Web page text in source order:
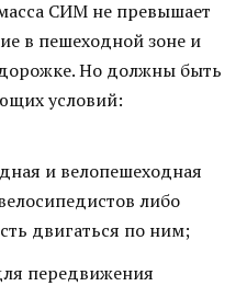
СИМ не превышает
в пешеходной зоне и
Но должны быть
условий:
и велопешеходная
либо
двигаться по ним;
передвижения